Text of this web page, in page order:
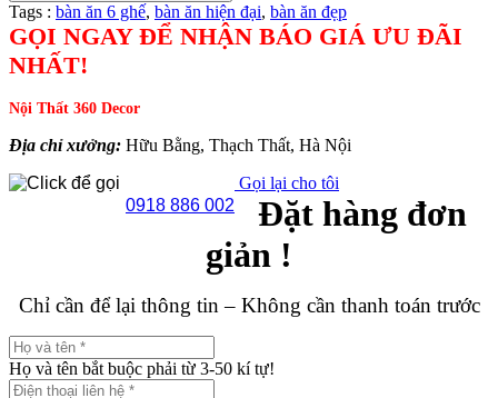
Tags : bàn ăn 6 ghế, bàn ăn hiện đại, bàn ăn đẹp
GỌI NGAY ĐỂ NHẬN BÁO GIÁ ƯU ĐÃI
NHẤT!
Nội Thất 360 Decor
Địa chỉ xưởng: Hữu Bằng, Thạch Thất, Hà Nội
0918 886 002
Gọi lại cho tôi
Đặt hàng đơn
giản !
Chỉ cần để lại thông tin – Không cần thanh toán trước
Họ và tên bắt buộc phải từ 3-50 kí tự!